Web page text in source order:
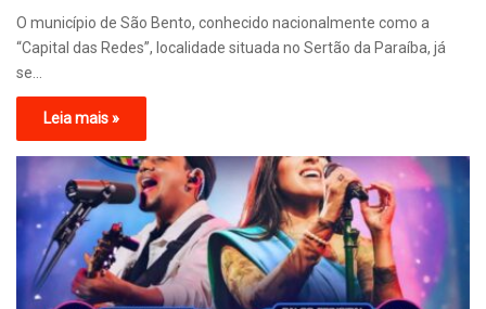
O município de São Bento, conhecido nacionalmente como a
“Capital das Redes”, localidade situada no Sertão da Paraíba, já
se…
Leia mais »